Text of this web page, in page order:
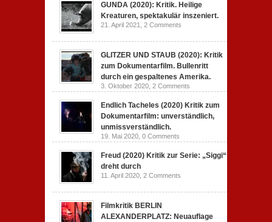
GUNDA (2020): Kritik. Heilige
Kreaturen, spektakulär inszeniert.
21. April 2021, 2 Comments
GLITZER UND STAUB (2020): Kritik
zum Dokumentarfilm. Bullenritt
durch ein gespaltenes Amerika.
3. Oktober 2020, 2 Comments
Endlich Tacheles (2020) Kritik zum
Dokumentarfilm: unverständlich,
unmissverständlich.
19. Mai 2020, 0 Comments
Freud (2020) Kritik zur Serie: „Siggi“
dreht durch
11. April 2020, 2 Comments
Filmkritik BERLIN
ALEXANDERPLATZ: Neuauflage